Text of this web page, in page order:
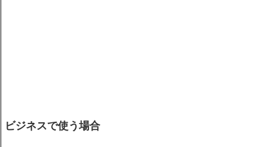
ビジネスで使う場合